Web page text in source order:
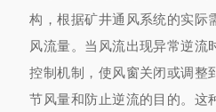
构，根据矿井通风系统的实际
风流量。当风流出现异常逆流
控制机制，使风窗关闭或调整
节风量和防止逆流的目的。这